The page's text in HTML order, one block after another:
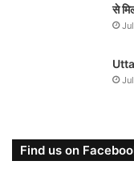
से
Find us on